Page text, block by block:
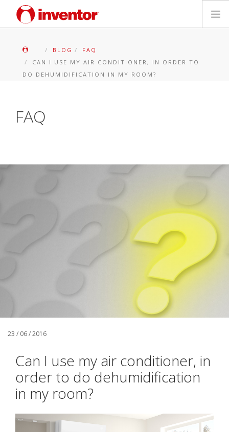
Trova un punto vendita
BLOG
FAQ
CAN I USE MY AIR CONDITIONER, IN ORDER TO
DO DEHUMIDIFICATION IN MY ROOM?
FAQ
23 / 06 / 2016
Can I use my air conditioner, in
order to do dehumidification
in my room?